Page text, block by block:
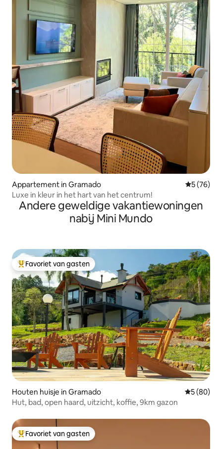
Appartement in Gramado
5 (76)
Luxe in kleur in het hart van het centrum!
Andere geweldige vakantiewoningen
nabij Mini Mundo
Topfavoriet van gasten
Favoriet van gasten
Houten huisje in Gramado
5 (80)
Hut, bad, open haard, uitzicht, koffie, 9km gazon
Topfavoriet van gasten
Favoriet van gasten